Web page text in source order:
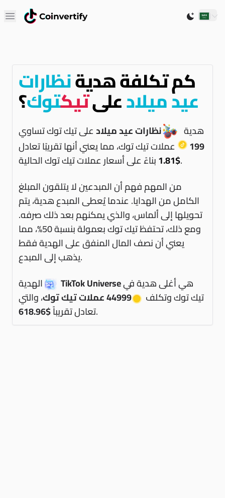
Open main menu Switch
كم تكلفة هديةنظارات
عيد ميلادعلىتيكتوك؟
هدية نظارات عيد ميلادعلى تيك توك تساوي
199
عملات تيك توك، مما يعني أنها تقريبًا تعادل
$1.81بناءً على أسعار عملات تيك توك الحالية.
من المهم فهم أن المبدعين لا يتلقون المبلغ
الكامل من الهدايا. عندما يُعطى المبدع هدية، يتم
تحويلها إلى ألماس، والذي يمكنهم بعد ذلك صرفه.
ومع ذلك، تحتفظ تيك توك بعمولة بنسبة 50%، مما
يعني أن نصف المال المنفق على الهدية فقط
يذهب إلى المبدع.
TikTok Universe
تيك توك وتكلف
44999 عملات تيك توك
، والتي
تعادل تقريباً$618.96 .